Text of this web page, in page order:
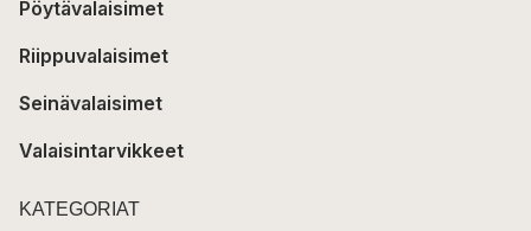
Pöytävalaisimet
Riippuvalaisimet
Seinävalaisimet
Valaisintarvikkeet
KATEGORIAT